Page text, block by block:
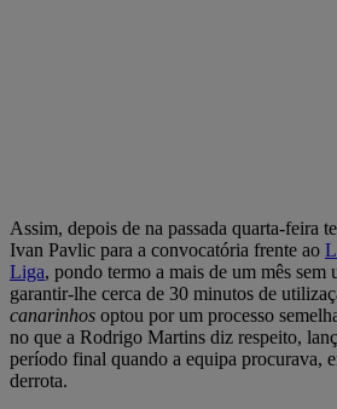
Assim, depois de na passada quarta-feira
Ivan Pavlic para a convocatória frente ao
Liga, pondo termo a mais de um mês
garantir-lhe cerca de 30 minutos de
canarinhos optou por um processo
no que a Rodrigo Martins diz respeito,
período final quando a equipa procurava,
derrota.